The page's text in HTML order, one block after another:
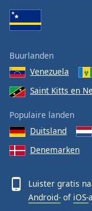
Buurlanden
Venezuela
Saint Kitts en
Populaire landen
Duitsland
Denemarken
Luister gratis
Android- of iOS-